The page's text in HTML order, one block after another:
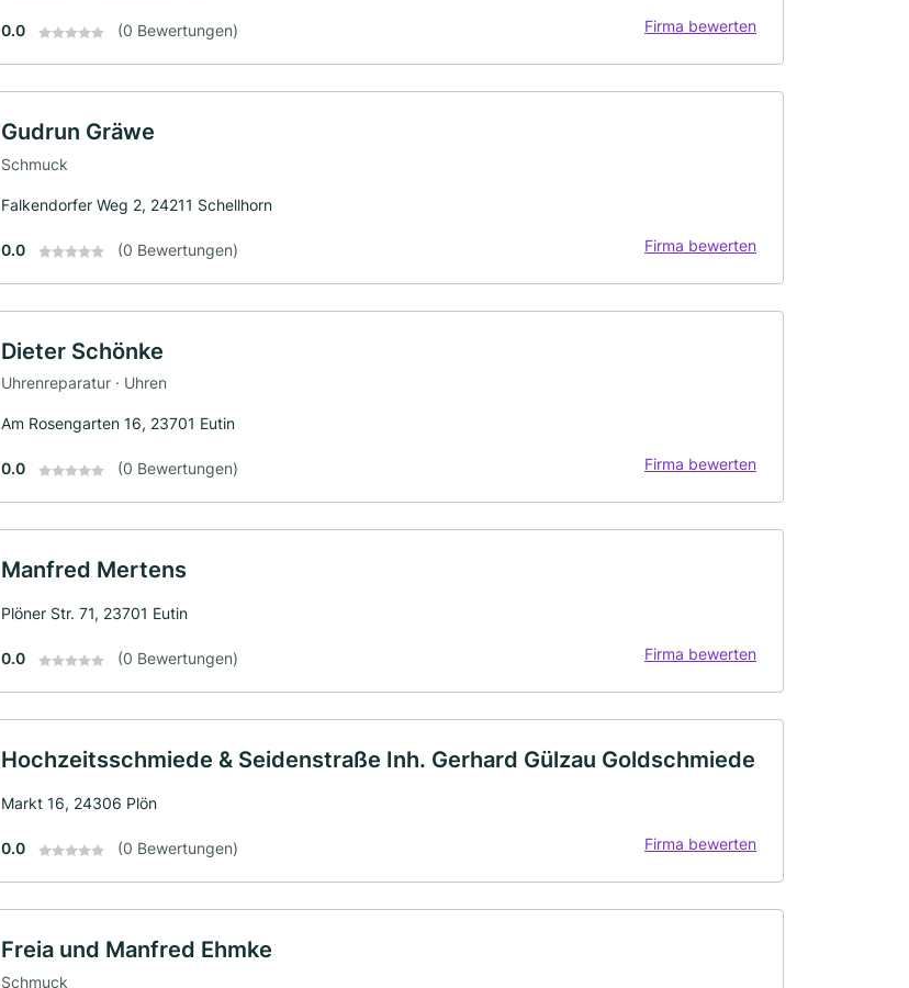
0.0 (0 Bewertungen) Firma bewerten
Gudrun Gräwe
Schmuck
Falkendorfer Weg 2, 24211 Schellhorn
0.0 (0 Bewertungen) Firma bewerten
Dieter Schönke
Uhrenreparatur · Uhren
Am Rosengarten 16, 23701 Eutin
0.0 (0 Bewertungen) Firma bewerten
Manfred Mertens
Plöner Str. 71, 23701 Eutin
0.0 (0 Bewertungen) Firma bewerten
Hochzeitsschmiede & Seidenstraße Inh. Gerhard Gülzau Goldschmiede
Markt 16, 24306 Plön
0.0 (0 Bewertungen) Firma bewerten
Freia und Manfred Ehmke
Schmuck